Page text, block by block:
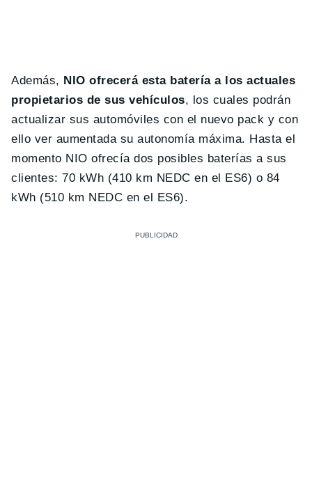
Además, NIO ofrecerá esta batería a los actuales
propietarios de sus vehículos, los cuales podrán
actualizar sus automóviles con el nuevo pack y con
ello ver aumentada su autonomía máxima. Hasta el
momento NIO ofrecía dos posibles baterías a sus
clientes: 70 kWh (410 km NEDC en el ES6) o 84
kWh (510 km NEDC en el ES6).